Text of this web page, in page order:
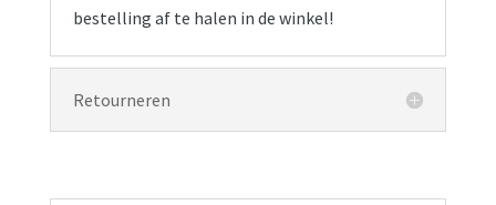
bestelling af te halen in de winkel!
Retourneren